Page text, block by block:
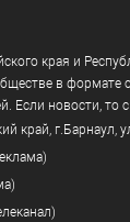
края и
в формате
Если новости, то
край, г.Барнаул,